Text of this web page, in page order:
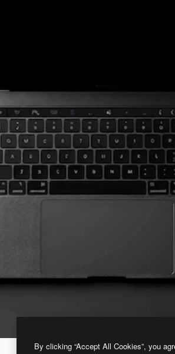
By clicking “Accept All Cookies”, you